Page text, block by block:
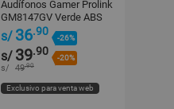
Audífonos Gamer Prolink
GM8147GV Verde ABS
s/ 36.90
-26%
s/ 39.90
-20%
s/ 49.90
Exclusivo para venta web